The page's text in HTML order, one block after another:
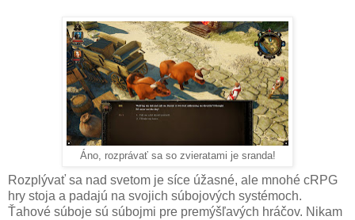
Áno, rozprávať sa so zvieratami je sranda!
Rozplývať sa nad svetom je síce úžasné, ale mnohé cRPG
hry stoja a padajú na svojich súbojových systémoch.
Ťahové súboje sú súbojmi pre premýšľavých hráčov. Nikam